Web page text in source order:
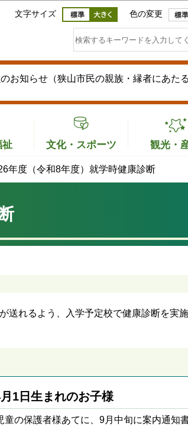
このページの本文へ移動
文字サイズ 色の変更
のお知らせ（狭山市民の親族・縁者にあたる
祉 文化・スポーツ 観光・
年度（令和8年度）就学時健康診断
送れるよう、入学予定校で健康診断を実
1日生まれのお子様
の保護者様あてに、9月中旬に案内通知